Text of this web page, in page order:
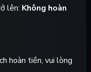
lên: Không hoàn
hoàn tiền, vui lòng